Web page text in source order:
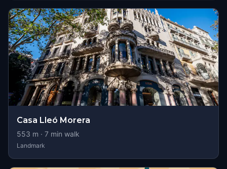
Casa Lleó Morera
553 m · 7 min walk
Landmark